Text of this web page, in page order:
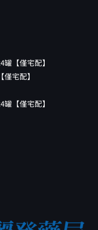
【僅宅配】
宅配】
【僅宅配】